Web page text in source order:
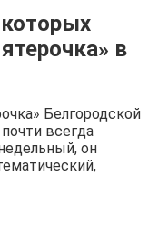
в
Белгородской
всегда
он